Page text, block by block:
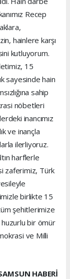
Recep
hainlere karşı
kutluyorum.
15
sayesinde hain
sahip
nöbetleri
inancımız
ve inançla
ilerliyoruz.
harflerle
zaferimiz, Türk
birlikte 15
şehitlerimize
huzurlu bir ömür
ve Milli
HABERİ